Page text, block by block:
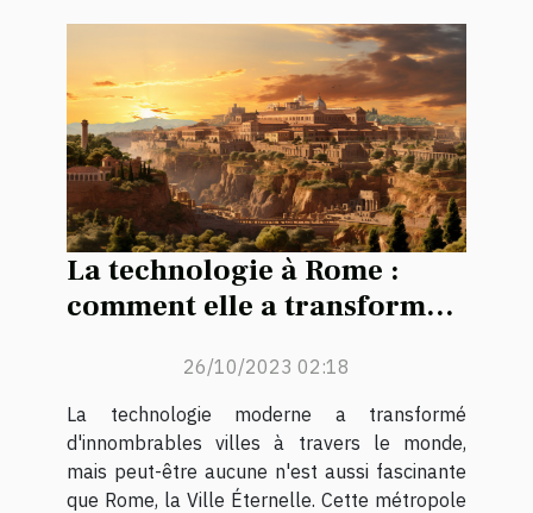
La technologie à Rome :
comment elle a transformé
26/10/2023 02:18
La technologie moderne a transformé
d'innombrables villes à travers le monde,
mais peut-être aucune n'est aussi fascinante
que Rome, la Ville Éternelle. Cette métropole